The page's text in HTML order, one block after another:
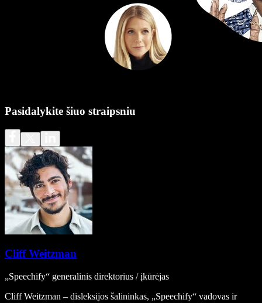
Pasidalykite šiuo straipsniu
Cliff Weitzman
„Speechify“ generalinis direktorius / įkūrėjas
Cliff Weitzman – disleksijos šalininkas, „Speechify“ vadovas ir